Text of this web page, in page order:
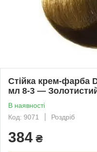
Стійка крем-фарба
мл 8-3 —
В наявності
Код: 9071
Роздріб
384 ₴